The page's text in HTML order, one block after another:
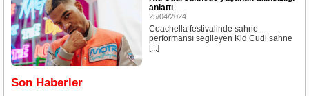
anlattı
25/04/2024
Coachella festivalinde sahne
performansı segileyen Kid Cudi sahne
[...]
Son Haberler